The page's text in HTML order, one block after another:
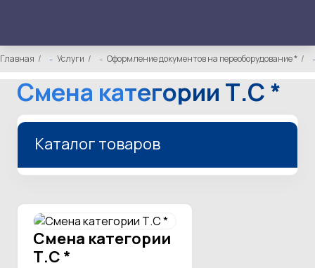
Главная Услуги Оформление документов на переоборудование *
Смена категории Т.С *
Каталог товаров
Смена категории
Т.С *